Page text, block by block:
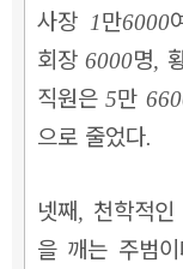
사장 1만6000
회장6000명,
직원은5만
으로 줄었다.
넷째, 천학적
을 깨는 주범